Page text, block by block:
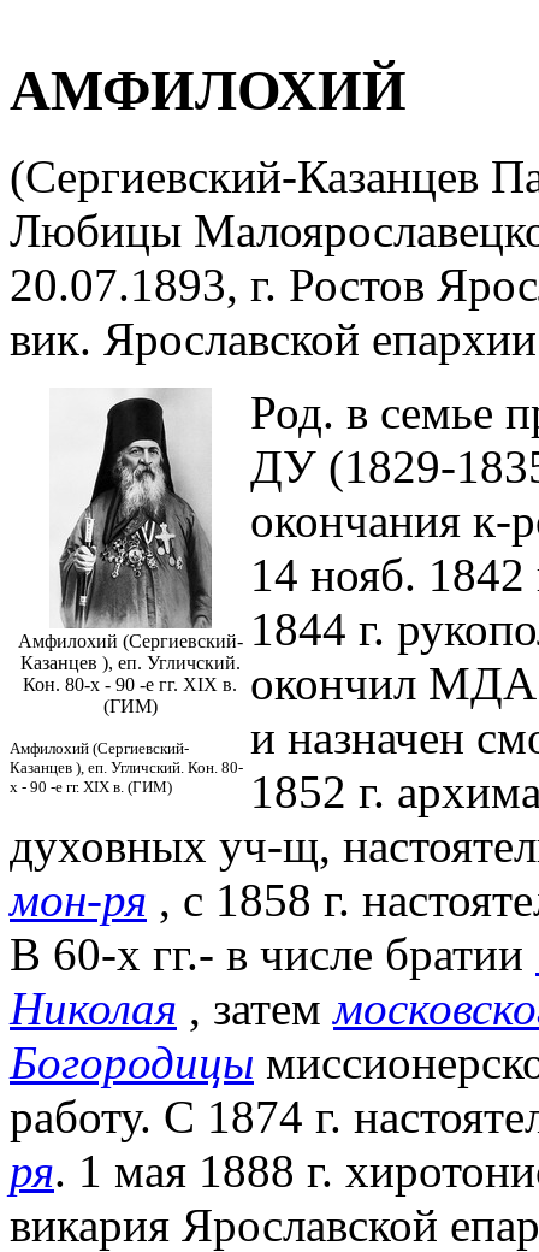
АМФИЛОХИЙ
(Сергиевский-Казанцев
Любицы
20.07.1893, г. Ростов
вик. Ярославской
Амфилохий (Сергиевский-
Казанцев ), еп. Угличский.
Кон. 80-х - 90 -е гг. XIX в.
(ГИМ)
Амфилохий (Сергиевский-
Казанцев ), еп. Угличский. Кон. 80-
х - 90 -е гг. XIX в. (ГИМ)
Род. в семье
ДУ (1829-
окончания к-
14 нояб. 1842
1844 г.
окончил МДА
и назначен
1852 г.
духовных уч-щ,
мон-ря , с 1858 г.
В 60-х гг.- в числе братии
Николая , затем
Богородицы
работу. С 1874 г.
ря. 1 мая 1888 г.
викария Ярославской